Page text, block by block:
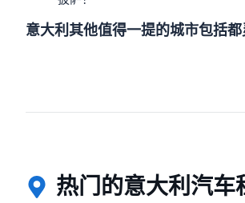
意大利其他值得一提的城市包括
热门的意大利汽车